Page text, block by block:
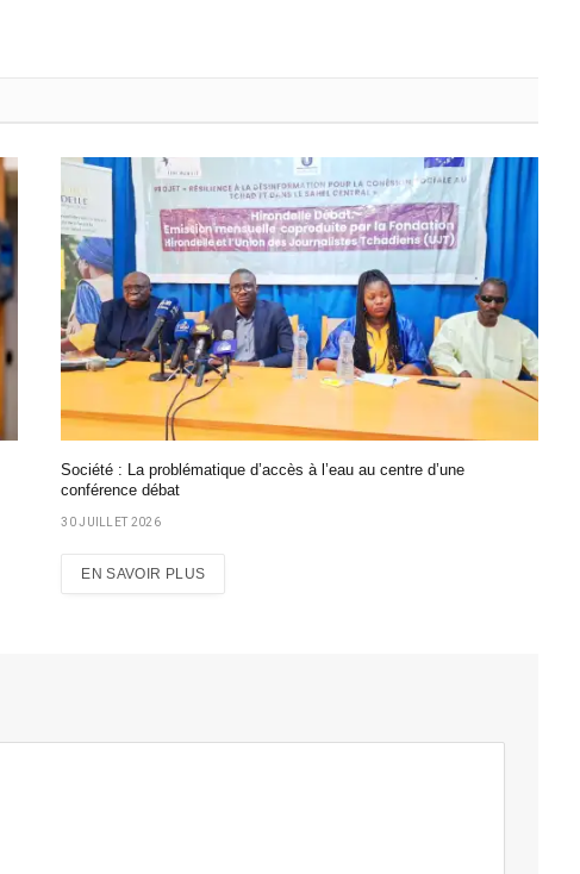
Société : La problématique d’accès à l’eau au centre d’une
conférence débat
30 JUILLET 2026
EN SAVOIR PLUS